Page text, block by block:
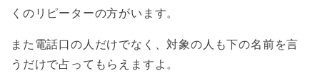
くのリピーターの方がいます。
また電話口の人だけでなく、対象の人も下の名前を言
うだけで占ってもらえますよ。